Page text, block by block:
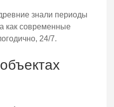
знали периоды
как современные
24/7.